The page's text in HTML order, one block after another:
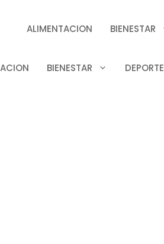
ALIMENTACION BIENESTAR
BIENESTAR DEPORTE